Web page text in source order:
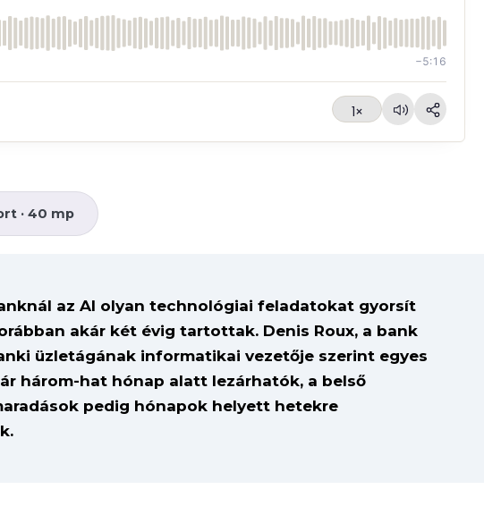
−5:16
1×
· 40 mp
az AI olyan technológiai feladatokat gyorsít
akár két évig tartottak. Denis Roux, a bank
üzletágának informatikai vezetője szerint egyes
három-hat hónap alatt lezárhatók, a belső
pedig hónapok helyett hetekre